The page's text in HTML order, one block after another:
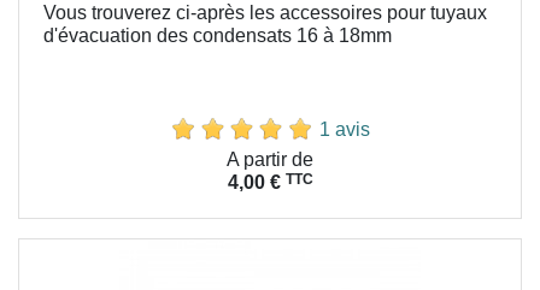
Vous trouverez ci-après les accessoires pour tuyaux
d'évacuation des condensats 16 à 18mm
1 avis
A partir de
4,00 € TTC